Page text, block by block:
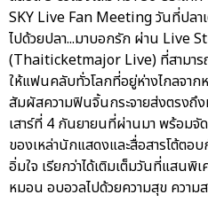
SKY Live Fan Meeting วันที่ปล
ไปด้วยปลา...มาบอกรัก ผ่าน Live
(Thaiticketmajor Live) ที่สามาร
ให้แฟนคลับทั่วโลกที่อยู่ห่างไกลจาก
สัมผัสความฟินจิ้นกระจายส่งตรงถึ
เสาร์ที่ 4 กันยายนที่ผ่านมา พร้อม
ของเหล่านักแสดงและสื่อสารโต้ตอ
อิ่มใจ เรียกว่าได้เติมเต็มวันที่แสน
หมอน อบอวลไปด้วยความสุข ความ